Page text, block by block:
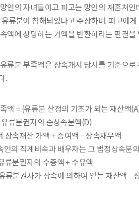
인의 자녀들이고 피고는 망인의 재혼처
류분이 침해되었다고 주장하며, 피고에
액에 상당하는 가액을 반환하라는 판결을
류분 부족액은 상속개시 당시를 기준으
.
액 = {유류분 산정의 기초가 되는 재산액
류분권자의 순상속분액(D)
상속재산 가액 + 증여액 - 상속채무액
인의 직계비속과 배우자는 그 법정상속분
류분권자의 수증액 + 수유액
류분권자가 상속에 의하여 얻는 재산액 -